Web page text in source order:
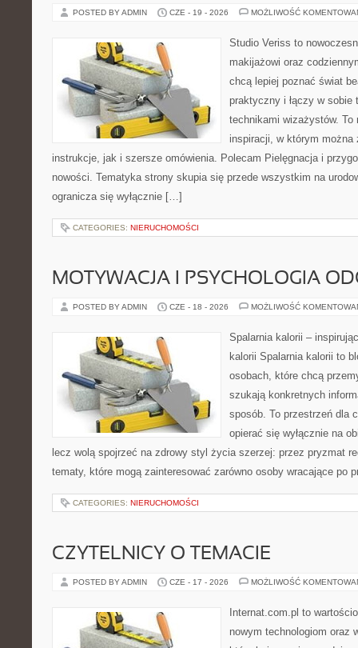
POSTED BY ADMIN CZE - 19 - 2026 MOŻLIWOŚĆ
Studio Veriss to
makijażowi oraz
chcą lepiej poznać świat
praktyczny i łączy w sobie
technikami wizażystów. To
inspiracji, w którym można
instrukcje, jak i szersze omówienia. Polecam Pielęgnacja i
nowości. Tematyka strony skupia się przede wszystkim na
ogranicza się wyłącznie […]
CATEGORIES: NIERUCHOMOŚCI
MOTYWACJA I PSYCHOLOGIA
POSTED BY ADMIN CZE - 18 - 2026 MOŻLIWOŚĆ
Spalarnia kalorii –
kalorii Spalarnia kalorii to
osobach, które chcą
szukają konkretnych
sposób. To przestrzeń dla
opierać się wyłącznie na
lecz wolą spojrzeć na zdrowy styl życia szerzej: przez pryzmat
tematy, które mogą zainteresować zarówno osoby wracające po
CATEGORIES: NIERUCHOMOŚCI
CZYTELNICY O TEMACIE
POSTED BY ADMIN CZE - 17 - 2026 MOŻLIWOŚĆ
Internat.com.pl to
nowym technologiom oraz